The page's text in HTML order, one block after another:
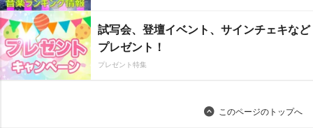
試写会、登壇イベント、サインチェキなど
プレゼント！
プレゼント特集
このページのトップへ